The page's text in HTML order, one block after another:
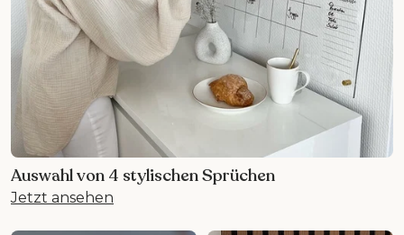
Auswahl von 4 stylischen Sprüchen
Jetzt ansehen